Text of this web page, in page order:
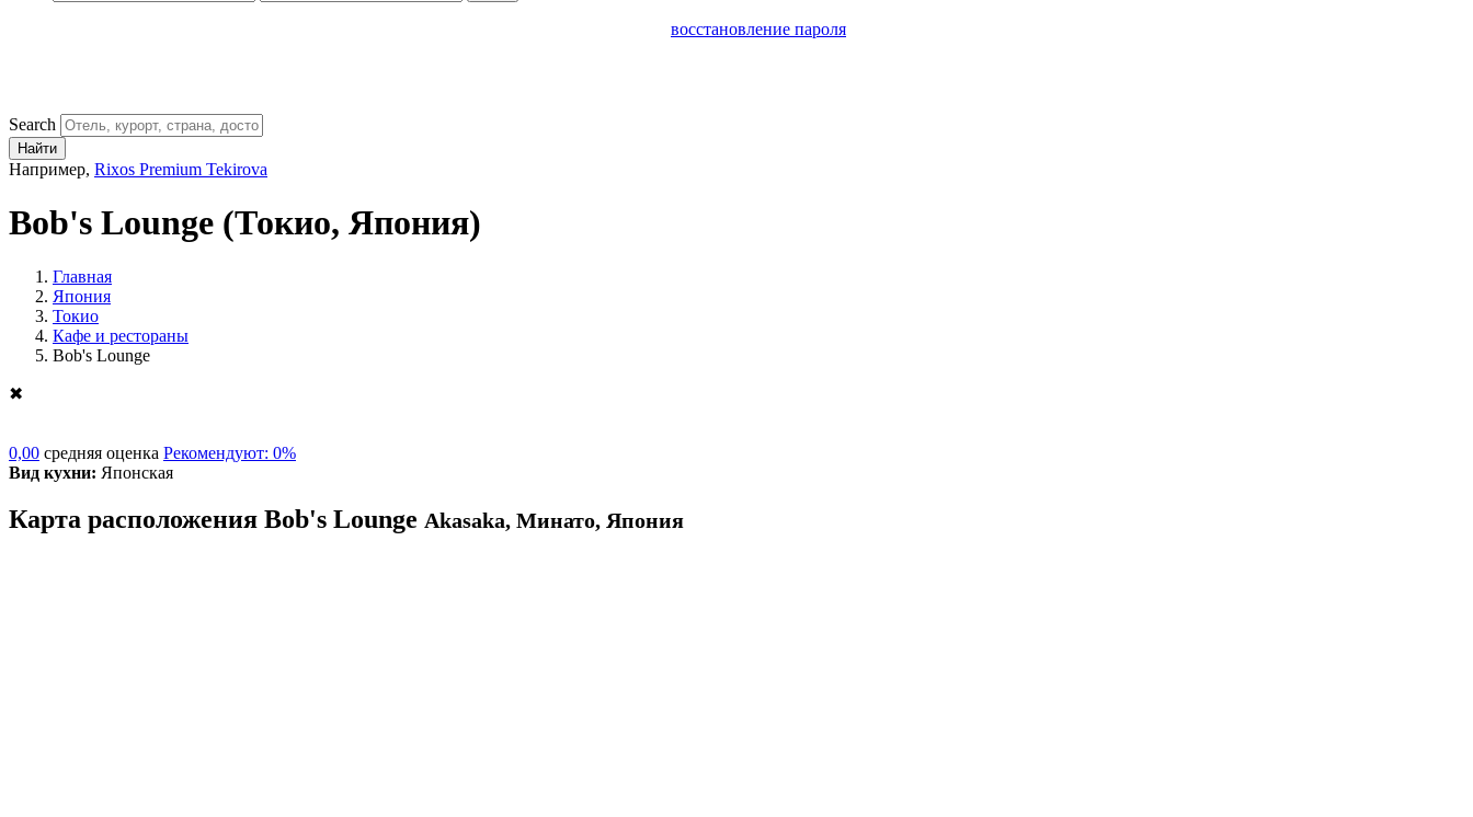
восстановление пароля
Search
Найти
Например, Rixos Premium Tekirova
Bob's Lounge (Токио, Япония)
Главная
Япония
Токио
Кафе и рестораны
Bob's Lounge
✖
0,00 средняя оценка Рекомендуют: 0%
Вид кухни: Японская
Карта расположения Bob's Lounge Akasaka, Минато, Япония